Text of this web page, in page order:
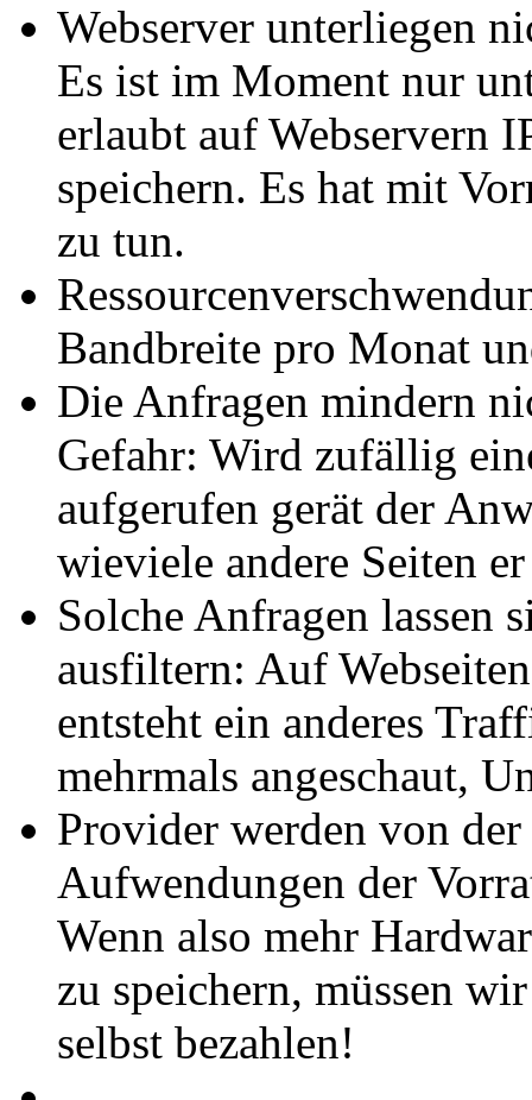
Webserver unterliegen
Es ist im Moment nur
erlaubt auf Webservern
speichern. Es hat mit
zu tun.
Bandbreite pro Monat
Die Anfragen mindern
Gefahr: Wird zufällig
aufgerufen gerät der
wieviele andere Seiten
Solche Anfragen lassen
ausfiltern: Auf
entsteht ein anderes
mehrmals angeschaut,
Provider werden von
Aufwendungen der
Wenn also mehr
zu speichern, müssen
selbst bezahlen!